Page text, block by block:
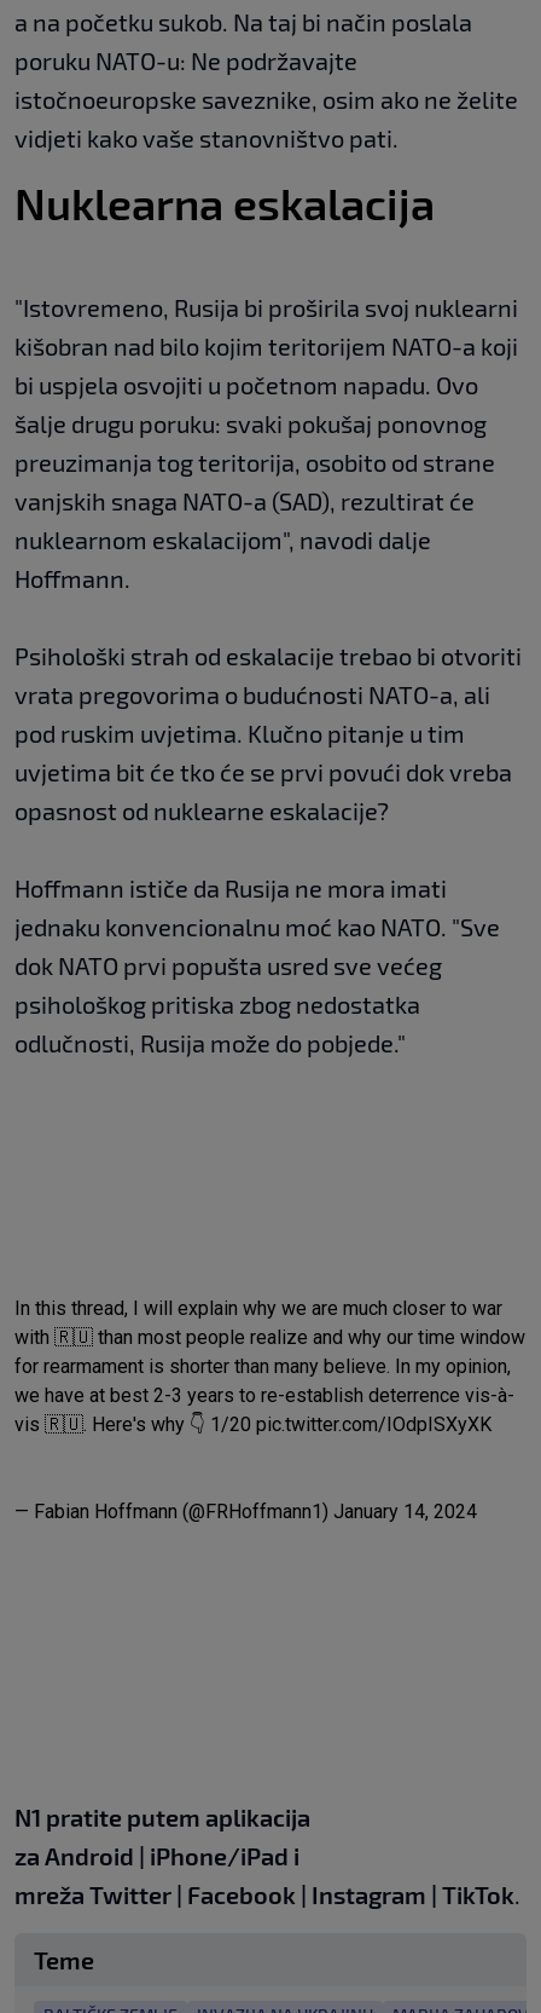
a na početku sukob. Na taj bi način poslala
poruku NATO-u: Ne podržavajte
istočnoeuropske saveznike, osim ako ne želite
vidjeti kako vaše stanovništvo pati.
Nuklearna eskalacija
"Istovremeno, Rusija bi proširila svoj nuklearni
kišobran nad bilo kojim teritorijem NATO-a koji
bi uspjela osvojiti u početnom napadu. Ovo
šalje drugu poruku: svaki pokušaj ponovnog
preuzimanja tog teritorija, osobito od strane
vanjskih snaga NATO-a (SAD), rezultirat će
nuklearnom eskalacijom", navodi dalje
Hoffmann.
Psihološki strah od eskalacije trebao bi otvoriti
vrata pregovorima o budućnosti NATO-a, ali
pod ruskim uvjetima. Klučno pitanje u tim
uvjetima bit će tko će se prvi povući dok vreba
opasnost od nuklearne eskalacije?
Hoffmann ističe da Rusija ne mora imati
jednaku konvencionalnu moć kao NATO. "Sve
dok NATO prvi popušta usred sve većeg
psihološkog pritiska zbog nedostatka
odlučnosti, Rusija može do pobjede."
In this thread, I will explain why we are much closer to war
with 🇷🇺 than most people realize and why our time window
for rearmament is shorter than many believe. In my opinion,
we have at best 2-3 years to re-establish deterrence vis-à-
vis 🇷🇺. Here's why 👇 1/20 pic.twitter.com/IOdpISXyXK
— Fabian Hoffmann (@FRHoffmann1) January 14, 2024
N1 pratite putem aplikacija
za Android iPhone/iPad i
mreža Twitter Facebook Instagram TikTok.
Teme